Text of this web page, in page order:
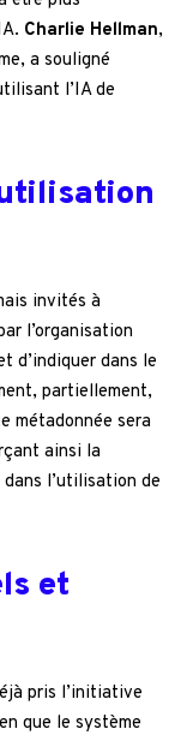
Charlie Hellman,
a souligné
l’IA de
invités à
l’organisation
d’indiquer dans le
partiellement,
métadonnée sera
ainsi la
l’utilisation de
et
pris l’initiative
que le système